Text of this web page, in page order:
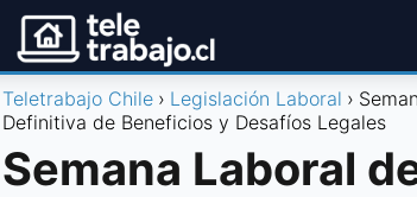
Teletrabajo Chile Legislación Laboral
Definitiva de Beneficios y Desafíos Legales
Semana Laboral